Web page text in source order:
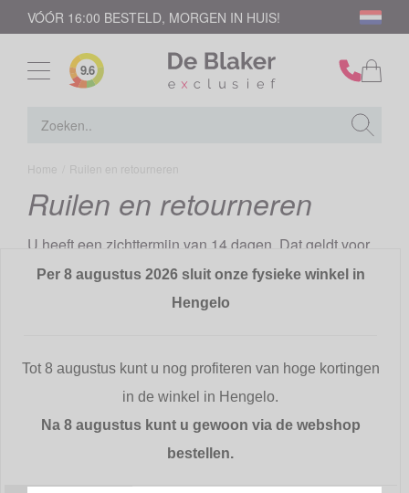
VÓÓR 16:00 BESTELD, MORGEN IN HUIS!
9.6
Home Ruilen en retourneren
Ruilen en retourneren
U heeft een zichttermijn van 14 dagen. Dat geldt voor
al uw bestellingen vanaf het moment dat u de
bestelling(en) in uw bezit heeft. Na het verstrijken van
Controleer direct na ontvangst van het artikel of het
juiste artikel geleverd is en of het bovendien
onbeschadigd en compleet geleverd is. Als dit niet zo
is, neem dan binnen 24 uur na ontvangst contact met
Per 8 augustus 2026 sluit onze fysieke winkel in
Hengelo
Tot 8 augustus kunt u nog profiteren van hoge kortingen
in de winkel in Hengelo.
Na 8 augustus kunt u gewoon via de webshop
bestellen.